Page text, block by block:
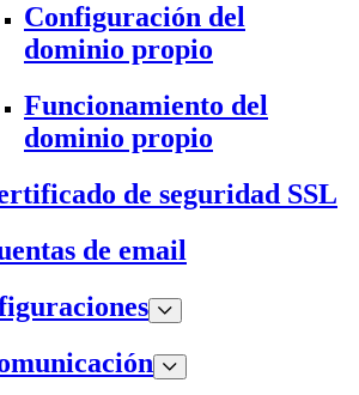
Configuración del
dominio propio
Funcionamiento del
dominio propio
de seguridad SSL
de email